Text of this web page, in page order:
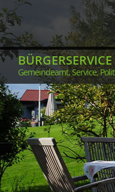
BÜRGERSERVICE
Gemeindeamt, Service,